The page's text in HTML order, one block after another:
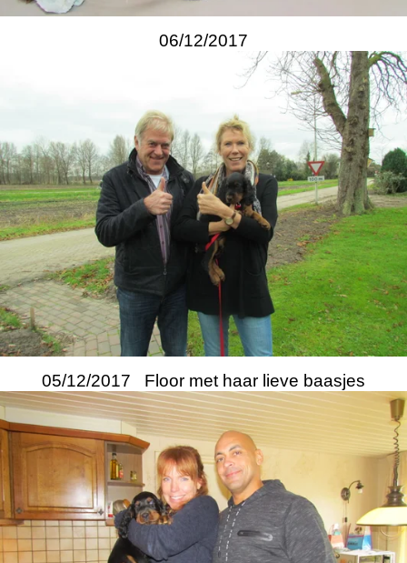
06/12/2017
05/12/2017 Floor met haar lieve baasjes